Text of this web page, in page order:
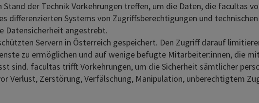
der Technik Vorkehrungen treffen, um die Daten, die facultas
differenzierten Systems von Zugriffsberechtigungen und technischen
Datensicherheit angestrebt.
Servern in Österreich gespeichert. Den Zugriff darauf
zu ermöglichen und auf wenige befugte Mitarbeiter:innen, die
sind. facultas trifft Vorkehrungen, um die Sicherheit sämtlicher
Verlust, Zerstörung, Verfälschung, Manipulation, unberechtigtem